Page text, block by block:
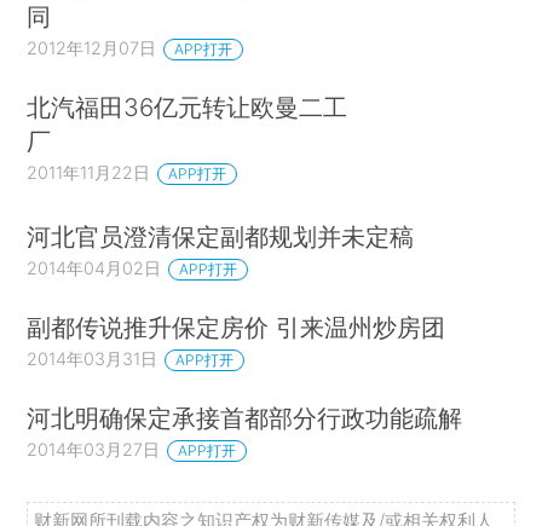
同
2012年12月07日 APP打开
北汽福田36亿元转让欧曼二工
厂
2011年11月22日 APP打开
河北官员澄清保定副都规划并未定稿
2014年04月02日 APP打开
副都传说推升保定房价 引来温州炒房团
2014年03月31日 APP打开
河北明确保定承接首都部分行政功能疏解
2014年03月27日 APP打开
财新网所刊载内容之知识产权为财新传媒及/或相关权利人